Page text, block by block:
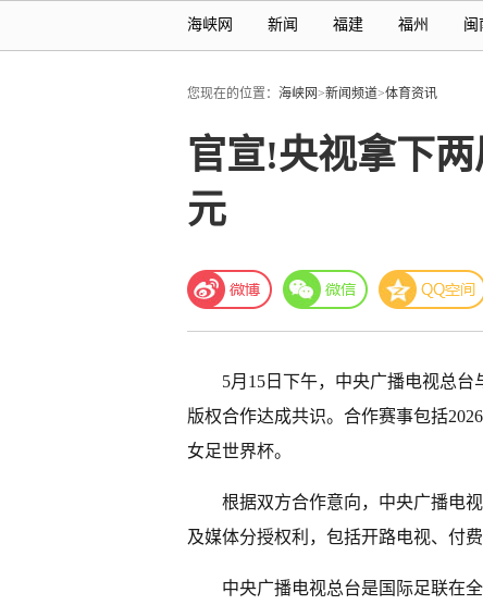
海峡网 新闻 福建 福州 闽
您现在的位置： 海峡网>新闻频道>体育资讯
官宣!央视拿下
元
5月15日下午，中央广播电视总
版权合作达成共识。合作赛事包括
女足世界杯。
根据双方合作意向，中央广播电
及媒体分授权利，包括开路电视、付
中央广播电视总台是国际足联在